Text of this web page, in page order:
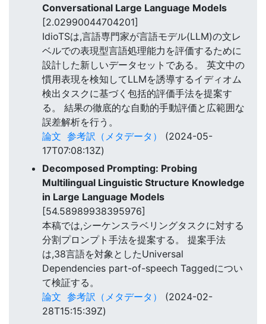
Conversational Large Language Models
[2.02990044704201]
IdioTSは,言語専門家が言語モデル(LLM)の文レ
ベルでの表現型言語処理能力を評価するために
設計した新しいデータセットである。 英文中の
慣用表現を検知してLLMを誘導するイディオム
検出タスクに基づく包括的評価手法を提案す
る。 結果の徹底的な自動的手動評価と広範囲な
誤差解析を行う。
論文 参考訳（メタデータ）
(2024-05-
17T07:08:13Z)
Decomposed Prompting: Probing
Multilingual Linguistic Structure Knowledge
in Large Language Models
[54.58989938395976]
本稿では,シーケンスラベリングタスクに対する
分割プロンプト手法を提案する。 提案手法
は,38言語を対象としたUniversal
Dependencies part-of-speech Taggedについ
て検証する。
論文 参考訳（メタデータ）
(2024-02-
28T15:15:39Z)